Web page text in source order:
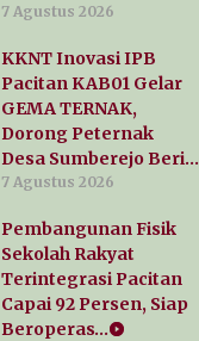
7 Agustus 2026
KKNT Inovasi IPB
Pacitan KAB01 Gelar
GEMA TERNAK,
Dorong Peternak
Desa Sumberejo Beri…
7 Agustus 2026
Pembangunan Fisik
Sekolah Rakyat
Terintegrasi Pacitan
Capai 92 Persen, Siap
Beroperas…